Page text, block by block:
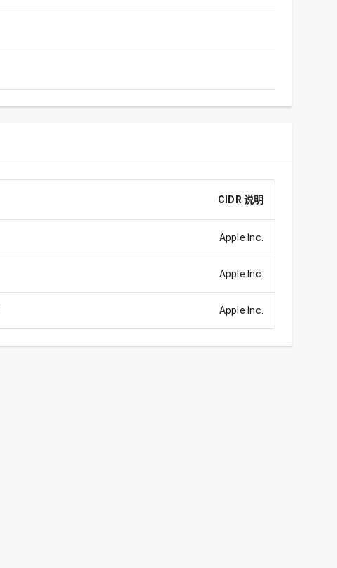
CIDR 说明
Apple Inc.
Apple Inc.
Apple Inc.